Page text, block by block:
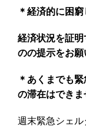
＊経済的に困
経済状況を証
のの提示をお願
＊あくまでも
の滞在はできま
週末緊急シェ